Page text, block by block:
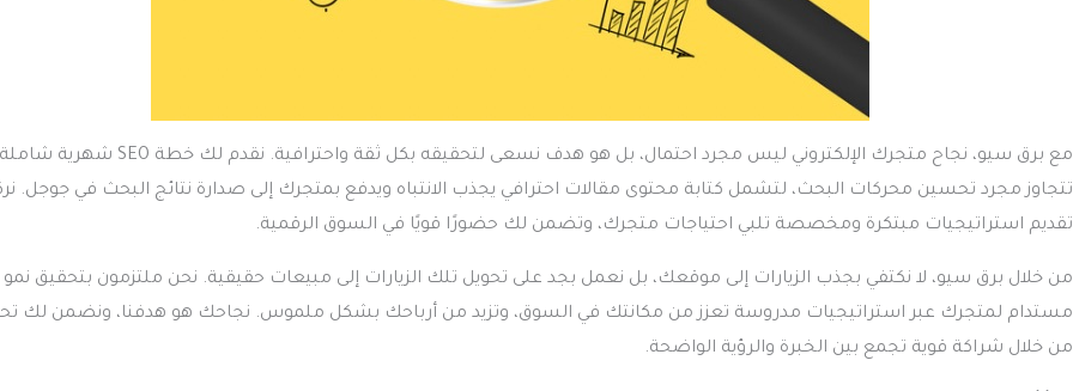
مع برق سيو، نجاح متجرك الإلكتروني ليس مجرد احتمال، بل هو هدف نسعى لتحقيقه بكل ثقة واحترافية. نقدم لك خطة SEO شهرية شاملة
تتجاوز مجرد تحسين محركات البحث، لتشمل كتابة محتوى مقالات احترافي يجذب الانتباه ويدفع بمتجرك إلى صدارة نتائج البحث في جوجل.
تقديم استراتيجيات مبتكرة ومخصصة تلبي احتياجات متجرك، وتضمن لك حضورًا قويًا في السوق الرقمية.
من خلال برق سيو، لا نكتفي بجذب الزيارات إلى موقعك، بل نعمل بجد على تحويل تلك الزيارات إلى مبيعات حقيقية. نحن ملتزمون بتحقيق نمو
مستدام لمتجرك عبر استراتيجيات مدروسة تعزز من مكانتك في السوق، وتزيد من أرباحك بشكل ملموس. نجاحك هو هدفنا، ونضمن لك
من خلال شراكة قوية تجمع بين الخبرة والرؤية الواضحة.